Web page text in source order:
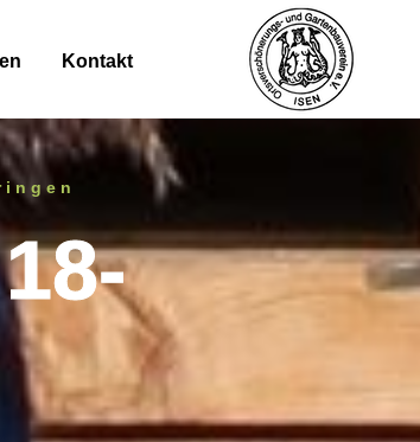
Kontakt